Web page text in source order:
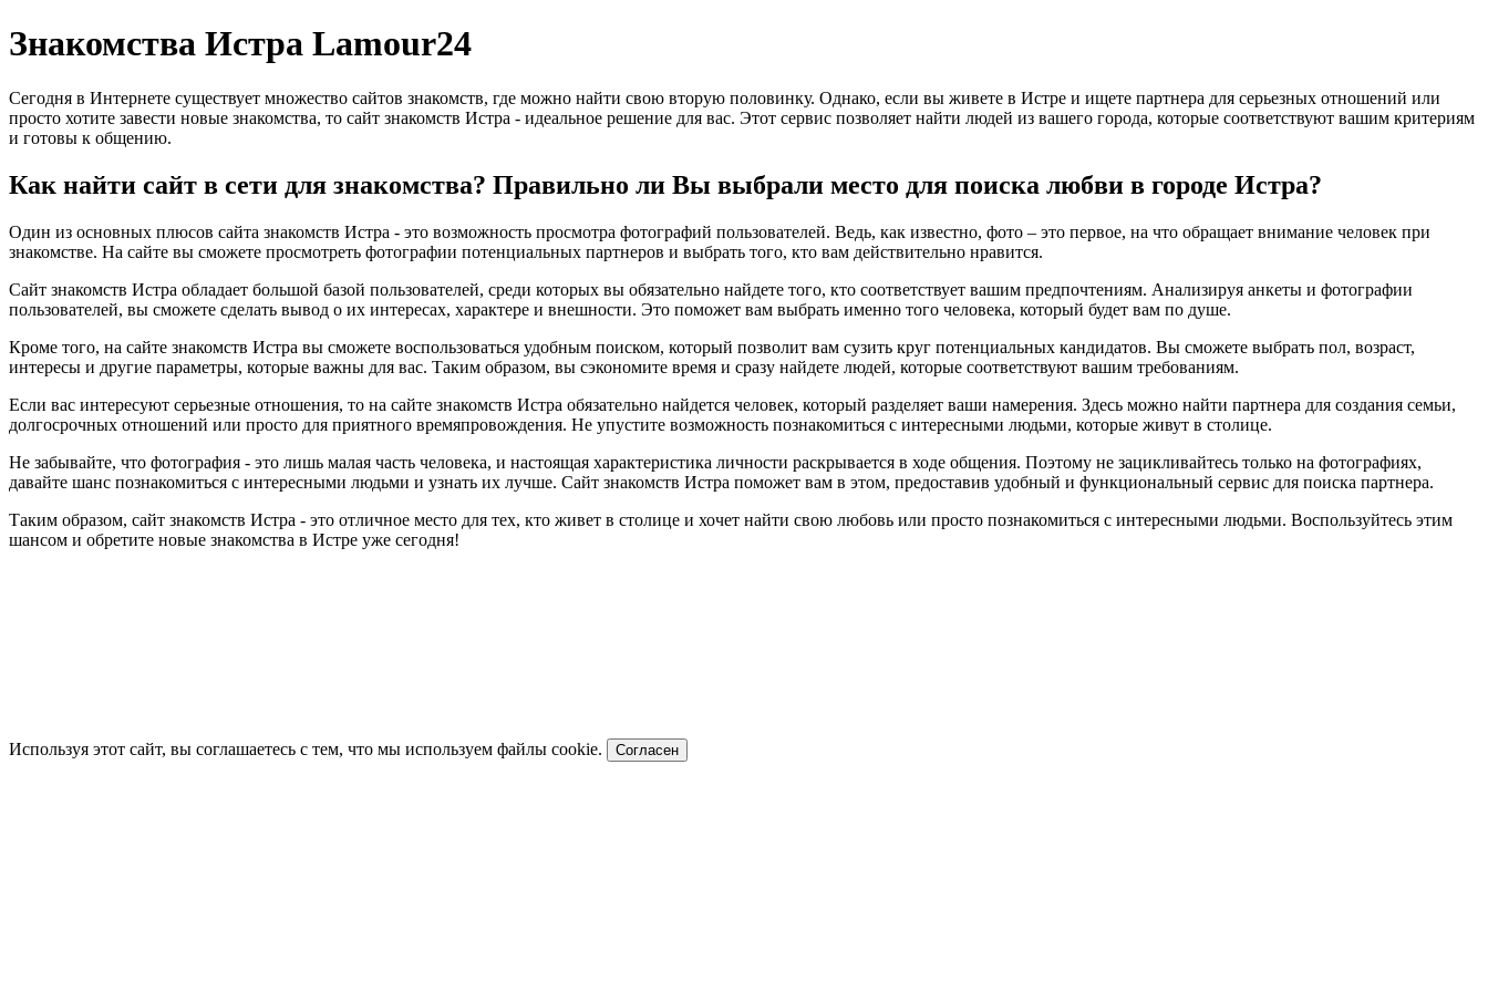
Знакомства Истра Lamour24
Сегодня в Интернете существует множество сайтов знакомств, где можно найти свою вторую половинку. Однако, если вы живете в Истре и ищете партнера для серьезных отношений или
просто хотите завести новые знакомства, то сайт знакомств Истра - идеальное решение для вас. Этот сервис позволяет найти людей из вашего города, которые соответствуют вашим критериям
и готовы к общению.
Как найти сайт в сети для знакомства? Правильно ли Вы выбрали место для поиска любви в городе Истра?
Один из основных плюсов сайта знакомств Истра - это возможность просмотра фотографий пользователей. Ведь, как известно, фото – это первое, на что обращает внимание человек при
знакомстве. На сайте вы сможете просмотреть фотографии потенциальных партнеров и выбрать того, кто вам действительно нравится.
Сайт знакомств Истра обладает большой базой пользователей, среди которых вы обязательно найдете того, кто соответствует вашим предпочтениям. Анализируя анкеты и фотографии
пользователей, вы сможете сделать вывод о их интересах, характере и внешности. Это поможет вам выбрать именно того человека, который будет вам по душе.
Кроме того, на сайте знакомств Истра вы сможете воспользоваться удобным поиском, который позволит вам сузить круг потенциальных кандидатов. Вы сможете выбрать пол, возраст,
интересы и другие параметры, которые важны для вас. Таким образом, вы сэкономите время и сразу найдете людей, которые соответствуют вашим требованиям.
Если вас интересуют серьезные отношения, то на сайте знакомств Истра обязательно найдется человек, который разделяет ваши намерения. Здесь можно найти партнера для создания семьи,
долгосрочных отношений или просто для приятного времяпровождения. Не упустите возможность познакомиться с интересными людьми, которые живут в столице.
Не забывайте, что фотография - это лишь малая часть человека, и настоящая характеристика личности раскрывается в ходе общения. Поэтому не зацикливайтесь только на фотографиях,
давайте шанс познакомиться с интересными людьми и узнать их лучше. Сайт знакомств Истра поможет вам в этом, предоставив удобный и функциональный сервис для поиска партнера.
Таким образом, сайт знакомств Истра - это отличное место для тех, кто живет в столице и хочет найти свою любовь или просто познакомиться с интересными людьми. Воспользуйтесь этим
шансом и обретите новые знакомства в Истре уже сегодня!
Используя этот сайт, вы соглашаетесь с тем, что мы используем файлы cookie. Согласен